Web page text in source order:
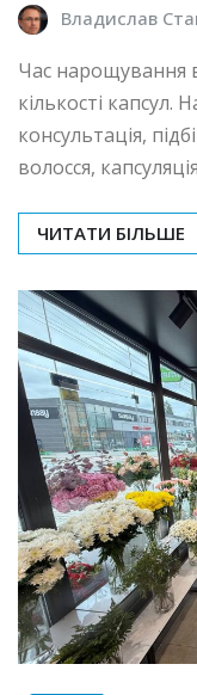
Владислав
Час нарощування
кількості капсул.
консультація,
волосся,
ЧИТАТИ БІЛЬШЕ